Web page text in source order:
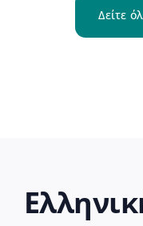
Δείτε